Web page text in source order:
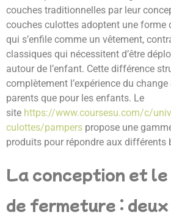
couches traditionnelles par leur
couches culottes adoptent une forme
qui s’enfile comme un vêtement,
classiques qui nécessitent d’être
autour de l’enfant. Cette différence
complètement l’expérience du
parents que pour les enfants. Le
site https://www.coursesu.com/c/
culottes/pampers propose une
produits pour répondre aux différents
La conception et
de fermeture :